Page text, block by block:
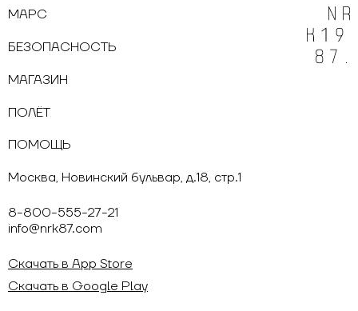
МАРС
БЕЗОПАСНОСТЬ
МАГАЗИН
ПОЛЁТ
ПОМОЩЬ
Москва, Новинский бульвар, д.18, стр.1
8-800-555-27-21
info@nrk87.com
Скачать в App Store
Скачать в Google Play